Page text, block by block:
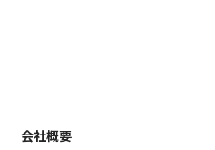
会社概要